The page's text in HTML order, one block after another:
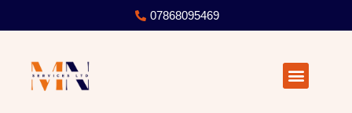
to
07868095469
Menu